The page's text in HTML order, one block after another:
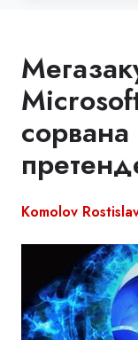
сорвана
Komolov